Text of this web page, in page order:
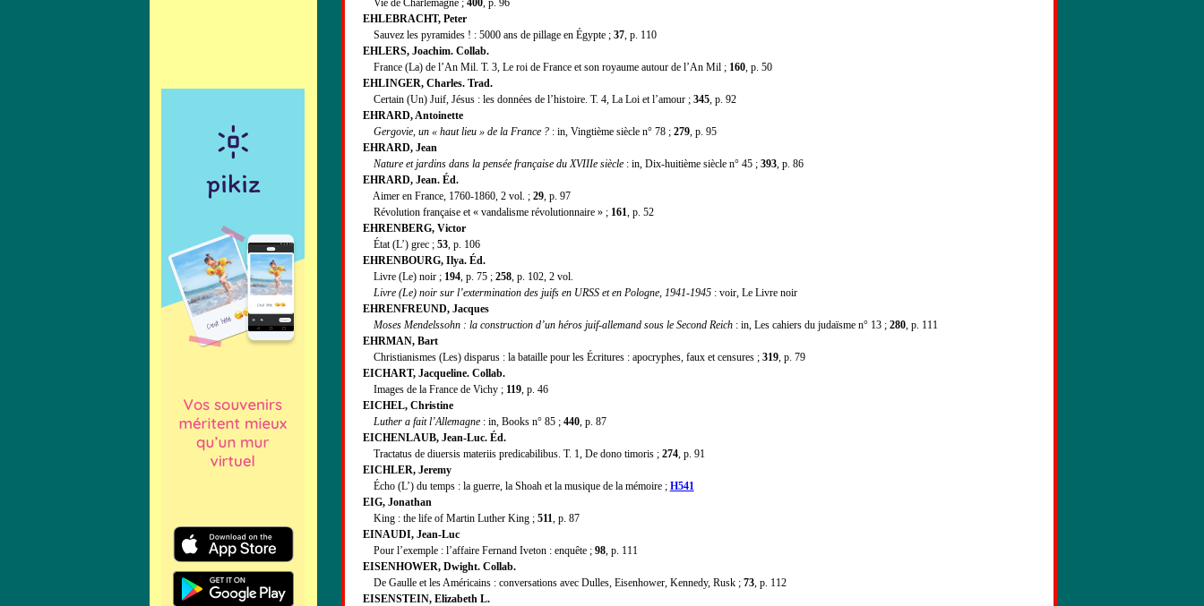
Vie de Charlemagne ; 400, p. 96
EHLEBRACHT, Peter
Sauvez les pyramides ! : 5000 ans de pillage en Égypte ; 37, p. 110
EHLERS, Joachim. Collab.
France (La) de l’An Mil. T. 3, Le roi de France et son royaume autour de l’An Mil ; 160, p. 50
EHLINGER, Charles. Trad.
Certain (Un) Juif, Jésus : les données de l’histoire. T. 4, La Loi et l’amour ; 345, p. 92
EHRARD, Antoinette
Gergovie, un « haut lieu » de la France ?: in, Vingtième siècle n° 78 ; 279, p. 95
EHRARD, Jean
Nature et jardins dans la pensée française du XVIIIe siècle: in, Dix-huitième siècle n° 45 ; 393, p. 86
EHRARD, Jean. Éd.
Aimer en France, 1760-1860, 2 vol. ; 29, p. 97
Révolution française et « vandalisme révolutionnaire » ; 161, p. 52
EHRENBERG, Victor
État (L’) grec ; 53, p. 106
EHRENBOURG, Ilya. Éd.
Livre (Le) noir ; 194, p. 75 ; 258, p. 102, 2 vol.
Livre (Le) noir sur l’extermination des juifs en URSS et en Pologne, 1941-1945 : voir, Le Livre noir
EHRENFREUND, Jacques
Moses Mendelssohn : la construction d’un héros juif-allemand sous le Second Reich: in, Les cahiers du judaïsme n° 13 ; 280, p. 111
EHRMAN, Bart
Christianismes (Les) disparus : la bataille pour les Écritures : apocryphes, faux et censures ; 319, p. 79
EICHART, Jacqueline. Collab.
Images de la France de Vichy ; 119, p. 46
EICHEL, Christine
Luther a fait l’Allemagne: in, Books n° 85 ; 440, p. 87
EICHENLAUB, Jean-Luc. Éd.
Tractatus de diuersis materiis predicabilibus. T. 1, De dono timoris ; 274, p. 91
EICHLER, Jeremy
Écho (L’) du temps : la guerre, la Shoah et la musique de la mémoire ; H541
EIG, Jonathan
King : the life of Martin Luther King ; 511, p. 87
EINAUDI, Jean-Luc
Pour l’exemple : l’affaire Fernand Iveton : enquête ; 98, p. 111
EISENHOWER, Dwight. Collab.
De Gaulle et les Américains : conversations avec Dulles, Eisenhower, Kennedy, Rusk ; 73, p. 112
EISENSTEIN, Elizabeth L.